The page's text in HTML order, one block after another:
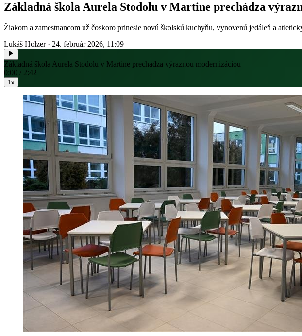
Základná škola Aurela Stodolu v Martine prechádza
Žiakom a zamestnancom už čoskoro prinesie novú školskú kuchyňu, vynovenú jedáleň a
Lukáš Holzer · 24. február 2026, 11:09
Základná škola Aurela Stodolu v Martine prechádza výraznou modernizáciou
0:00 / 2:42
1x